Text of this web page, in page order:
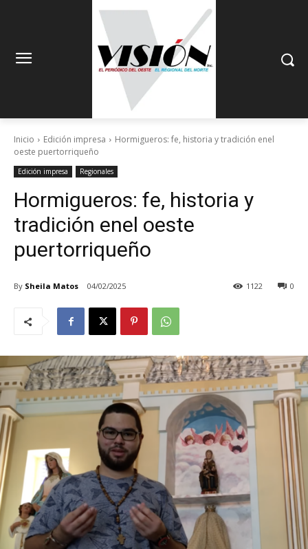
Inicio Edición impresa
Hormigueros: fe, historia y tradición enel
oeste puertorriqueño
Edición impresa Regionales
Hormigueros: fe, historia y
tradición enel oeste
puertorriqueño
By Sheila Matos 04/02/2025 0
1122